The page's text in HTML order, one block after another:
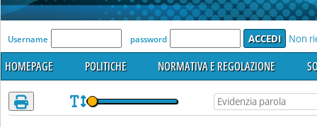
'Modulo Login per accedere'
Username password Non
HOMEPAGE POLITICHE NORMATIVA E REGOLAZIONE